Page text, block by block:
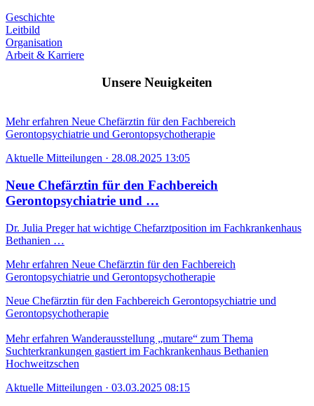
Geschichte
Leitbild
Organisation
Arbeit & Karriere
Unsere Neuigkeiten
Mehr erfahren Neue Chefärztin für den Fachbereich
Gerontopsychiatrie und Gerontopsychotherapie
Aktuelle Mitteilungen · 28.08.2025 13:05
Neue Chefärztin für den Fachbereich
Gerontopsychiatrie und …
Dr. Julia Preger hat wichtige Chefarztposition im Fachkrankenhaus
Bethanien …
Mehr erfahren Neue Chefärztin für den Fachbereich
Gerontopsychiatrie und Gerontopsychotherapie
Neue Chefärztin für den Fachbereich Gerontopsychiatrie und
Gerontopsychotherapie
Mehr erfahren Wanderausstellung „mutare“ zum Thema
Suchterkrankungen gastiert im Fachkrankenhaus Bethanien
Hochweitzschen
Aktuelle Mitteilungen · 03.03.2025 08:15